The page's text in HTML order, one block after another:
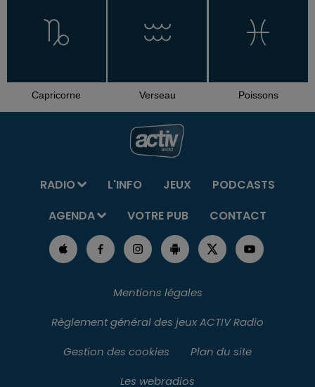
Capricorne Verseau Poissons
RADIO L'INFO JEUX
PODCASTS
AGENDA
VOTRE PUB CONTACT
Mentions légales
Règlement général des jeux ACTIV Radio
Gestion des cookies
Plan du site
Les webradios